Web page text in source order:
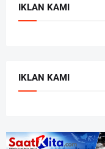
IKLAN KAMI
IKLAN KAMI